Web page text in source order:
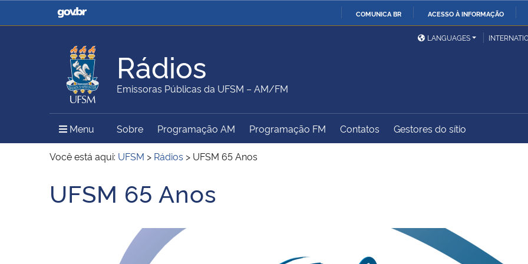
COMUNICA BR ACESSO À INFORMAÇÃO
Casa Civil
Ministério da Justiça e
Ministério da Defesa
Ministério das Relações
Exteriores
Ministério da Agricultura,
Pecuária e Abastecimento
Ministério da Educação
Ministério do Meio Ambiente Ministério do Turismo
Ministério do
Controladoria-Geral da
Secretaria de Governo
Gabinete de Segurança
LANGUAGES
Rádios
Emissoras Públicas da UFSM – AM/FM
Menu Menu Principal do Sítio
Sobre Programação AM Programação FM Contatos Gestores do sítio
Você está aqui: UFSM > Rádios > UFSM 65 Anos
Início do conteúdo
UFSM 65 Anos